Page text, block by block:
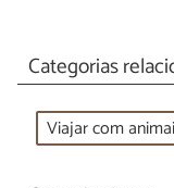
Categorias
Viajar com